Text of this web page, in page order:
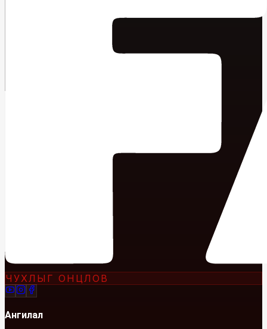
ЧУХЛЫГ ОНЦЛОВ
Ангилал